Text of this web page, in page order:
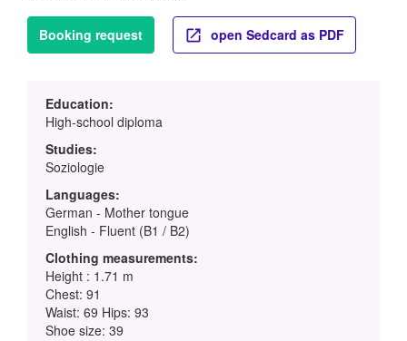
Booking request open Sedcard as PDF
Education:
High-school diploma
Studies:
Soziologie
Languages:
German - Mother tongue
English - Fluent (B1 / B2)
Clothing measurements:
Height : 1.71 m
Chest: 91
Waist: 69 Hips: 93
Shoe size: 39